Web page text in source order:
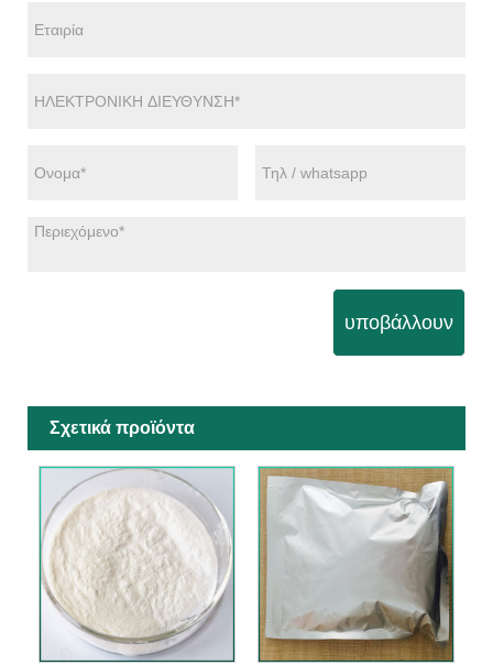
υποβάλλουν
Σχετικά προϊόντα